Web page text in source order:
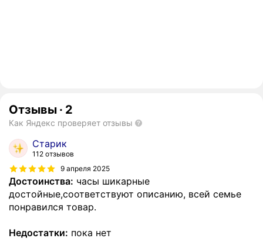
Отзывы · 2
Как Яндекс проверяет отзывы
Старик
112 отзывов
9 апреля 2025
Достоинства: часы шикарные
достойные,соответствуют описанию, всей семье
понравился товар.
Недостатки: пока нет